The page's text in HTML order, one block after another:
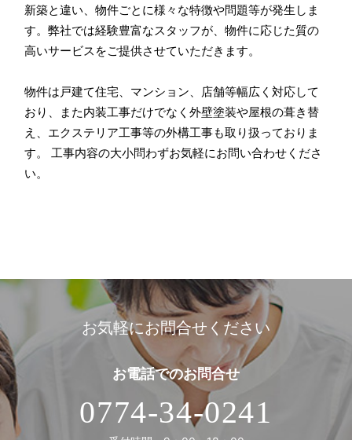
新築と違い、物件ごとに様々な特徴や問題等が発生しま
す。弊社では経験豊富なスタッフが、物件に応じた質の
高いサービスをご提供させていただきます。
物件は戸建て住宅、マンション、店舗等幅広く対応して
おり、また内装工事だけでなく外壁塗装や屋根の葺き替
え、エクステリア工事等の外構工事も取り扱っておりま
す。 工事内容の大小問わずお気軽にお問い合わせくださ
い。
お気軽にお問合せください
お電話でのお問合せ
0774-34-0241